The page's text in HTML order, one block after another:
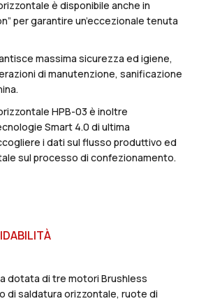
è disponibile anche in
per garantire un’eccezionale tenuta
massima sicurezza ed igiene,
di manutenzione, sanificazione
HPB-03 è inoltre
Smart 4.0 di ultima
i dati sul flusso produttivo ed
sul processo di confezionamento.
dotata di tre motori Brushless
di saldatura orizzontale, ruote di